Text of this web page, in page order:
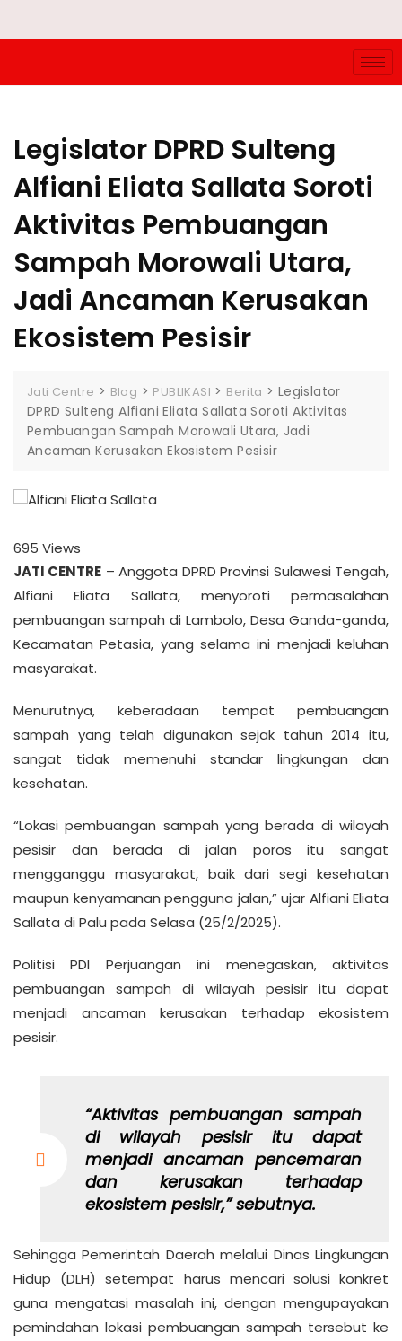
Legislator DPRD Sulteng
Alfiani Eliata Sallata Soroti
Aktivitas Pembuangan
Sampah Morowali Utara,
Jadi Ancaman Kerusakan
Ekosistem Pesisir
Jati Centre > Blog > PUBLIKASI > Berita > Legislator
DPRD Sulteng Alfiani Eliata Sallata Soroti Aktivitas
Pembuangan Sampah Morowali Utara, Jadi
Ancaman Kerusakan Ekosistem Pesisir
695 Views
JATI CENTRE – Anggota DPRD Provinsi Sulawesi Tengah,
Alfiani Eliata Sallata, menyoroti permasalahan
pembuangan sampah di Lambolo, Desa Ganda-ganda,
Kecamatan Petasia, yang selama ini menjadi keluhan
masyarakat.
Menurutnya, keberadaan tempat pembuangan
sampah yang telah digunakan sejak tahun 2014 itu,
sangat tidak memenuhi standar lingkungan dan
kesehatan.
“Lokasi pembuangan sampah yang berada di wilayah
pesisir dan berada di jalan poros itu sangat
mengganggu masyarakat, baik dari segi kesehatan
maupun kenyamanan pengguna jalan,” ujar Alfiani Eliata
Sallata di Palu pada Selasa (25/2/2025).
Politisi PDI Perjuangan ini menegaskan, aktivitas
pembuangan sampah di wilayah pesisir itu dapat
menjadi ancaman kerusakan terhadap ekosistem
pesisir.
“Aktivitas pembuangan sampah
di wilayah pesisir itu dapat
menjadi ancaman pencemaran
dan kerusakan terhadap
ekosistem pesisir,” sebutnya.
Sehingga Pemerintah Daerah melalui Dinas Lingkungan
Hidup (DLH) setempat harus mencari solusi konkret
guna mengatasi masalah ini, dengan mengupayakan
pemindahan lokasi pembuangan sampah tersebut ke